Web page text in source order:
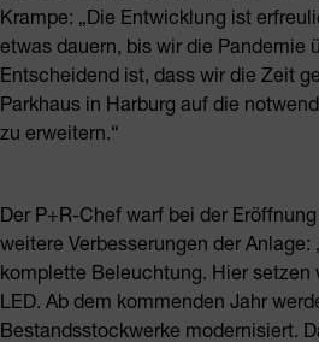
Krampe: „Die Entwicklung ist
etwas dauern, bis wir die Pandemie
Entscheidend ist, dass wir die Zeit
Parkhaus in Harburg auf die
zu erweitern.“
Der P+R-Chef warf bei der
weitere Verbesserungen der Anlage:
komplette Beleuchtung. Hier setzen
LED. Ab dem kommenden Jahr
Bestandsstockwerke modernisiert.